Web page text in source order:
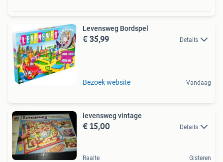
Levensweg Bordspel
€ 35,99 Details
Bezoek website Vandaag
levensweg vintage
€ 15,00 Details
Raalte Gisteren